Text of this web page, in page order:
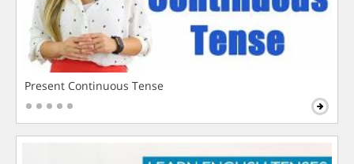
Present Continuous Tense